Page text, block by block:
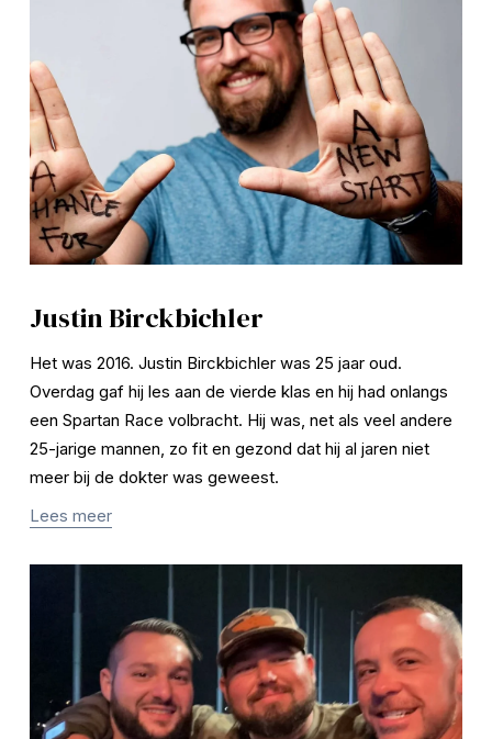
Justin Birckbichler
Het was 2016. Justin Birckbichler was 25 jaar oud.
Overdag gaf hij les aan de vierde klas en hij had onlangs
een Spartan Race volbracht. Hij was, net als veel andere
25-jarige mannen, zo fit en gezond dat hij al jaren niet
meer bij de dokter was geweest.
Lees meer